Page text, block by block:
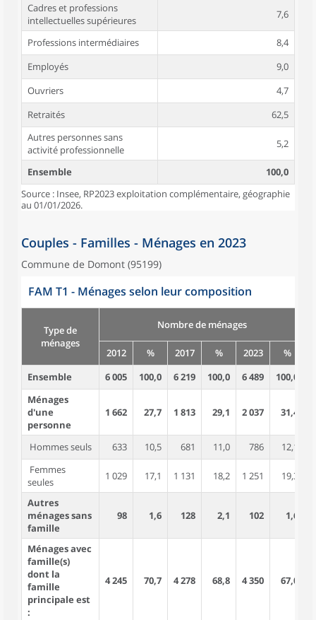
Cadres et professions
intellectuelles supérieures
7,6
Professions intermédiaires
8,4
Employés
9,0
Ouvriers
4,7
Retraités
62,5
Autres personnes sans
activité professionnelle
5,2
Ensemble
100,0
Source : Insee, RP2023 exploitation complémentaire, géographie
au 01/01/2026.
Couples - Familles - Ménages en 2023
Commune de Domont (95199)
FAM T1 - Ménages selon leur composition
Type de
ménages
Nombre de ménages
2012 % 2017 % 2023 %
Ensemble
6 005 100,0 6 219 100,0 6 489 100,0
Ménages
d'une
personne
1 662 27,7 1 813 29,1 2 037 31,4
Hommes seuls 633 10,5 681 11,0 786
12,1
Femmes
seules
1 029 17,1 1 131 18,2 1 251 19,3
Autres
ménages sans
famille
98 1,6 128 2,1 102 1,6
Ménages avec
famille(s)
dont la
famille
principale est
:
4 245 70,7 4 278 68,8 4 350 67,0